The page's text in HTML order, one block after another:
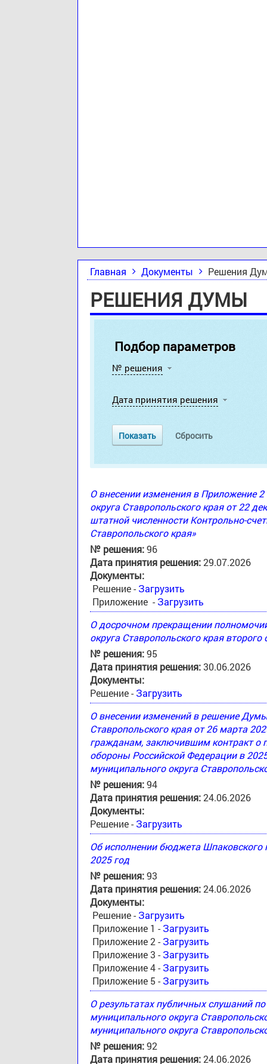
Главная Документы Решения
РЕШЕНИЯ ДУМЫ
Подбор параметров
№ решения
Дата принятия решения
О внесении изменения в Приложение
округа Ставропольского края от 22
штатной численности Контрольно-
Ставропольского края»
№ решения:96
Дата принятия решения:29.07.2026
Документы:
Решение - Загрузить
Приложение - Загрузить
О досрочном прекращении
округа Ставропольского края
№ решения:95
Дата принятия решения:30.06.2026
Документы:
Решение - Загрузить
О внесении изменений в решение
Ставропольского края от 26 марта
гражданам, заключившим контракт о
обороны Российской Федерации в
муниципального округа
№ решения:94
Дата принятия решения:24.06.2026
Документы:
Решение - Загрузить
Об исполнении бюджета Шпаковского
2025 год
№ решения:93
Дата принятия решения:24.06.2026
Документы:
Решение - Загрузить
Приложение 1 - Загрузить
Приложение 2 - Загрузить
Приложение 3 - Загрузить
Приложение 4 - Загрузить
Приложение 5 - Загрузить
О результатах публичных слушаний
муниципального округа
муниципального округа
№ решения:92
Дата принятия решения:24.06.2026